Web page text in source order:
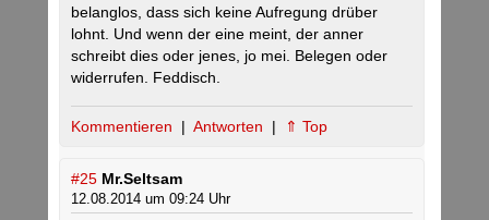
belanglos, dass sich keine Aufregung drüber
lohnt. Und wenn der eine meint, der anner
schreibt dies oder jenes, jo mei. Belegen oder
widerrufen. Feddisch.
Kommentieren | Antworten | ⇑ Top
#25 Mr.Seltsam
12.08.2014 um 09:24 Uhr